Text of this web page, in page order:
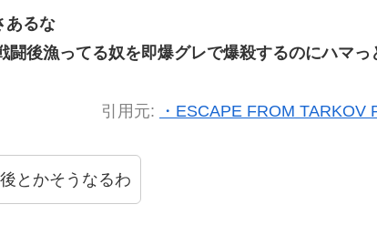
あるな
後漁ってる奴を即爆グレで爆殺するのにハマっ
引用元: ・ESCAPE FROM TARKOV
とかそうなるわ